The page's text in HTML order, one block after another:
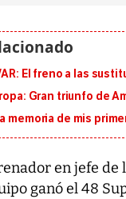
El freno a las
Gran triunfo de
memoria de mis
en jefe
ganó el 48